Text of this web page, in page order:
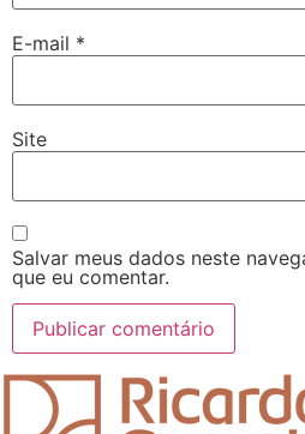
E-mail *
Site
Salvar meus dados neste
que eu comentar.